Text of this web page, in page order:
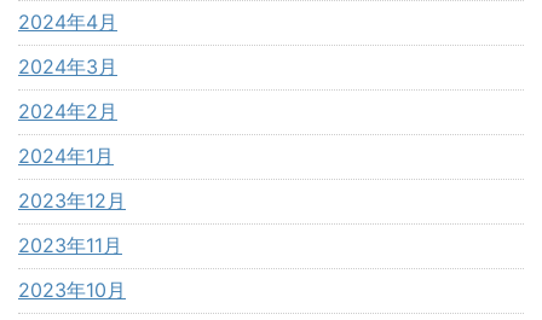
2024年4月
2024年3月
2024年2月
2024年1月
2023年12月
2023年11月
2023年10月